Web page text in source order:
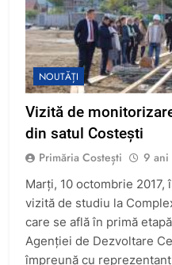
NOUTĂȚI
Vizită de
din satul Costești
Primăria Costești 9 ani
Marți, 10 octombrie
vizită de studiu la
care se află în primă
Agenției de Dezvoltare
împreună cu